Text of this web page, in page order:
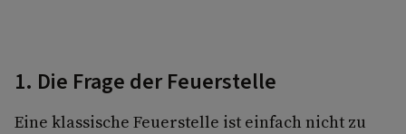
1. Die Frage der Feuerstelle
Eine klassische Feuerstelle ist einfach nicht zu